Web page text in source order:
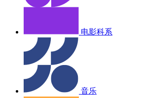
电影科系
音乐